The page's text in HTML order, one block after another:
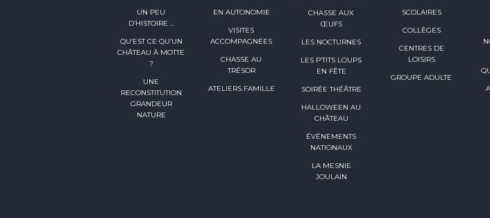
UN PEU
D’HISTOIRE …
QU’EST CE QU’UN
CHÂTEAU À MOTTE
?
UNE
RECONSTITUTION
GRANDEUR
NATURE
EN AUTONOMIE
VISITES
ACCOMPAGNÉES
CHASSE AU
TRÉSOR
ATELIERS FAMILLE
CHASSE AUX
ŒUFS
LES NOCTURNES
LES P’TITS LOUPS
EN FÊTE
SOIRÉE THÉÂTRE
HALLOWEEN AU
CHÂTEAU
ÉVÉNEMENTS
NATIONAUX
LA MESNIE
JOULAIN
SCOLAIRES
COLLÈGES
CENTRES DE
LOISIRS
GROUPE ADULTE